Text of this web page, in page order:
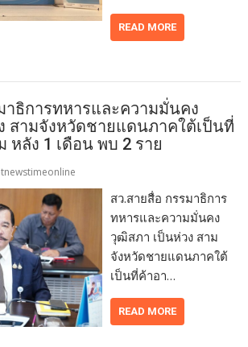
READ MORE
าธิการทหารและความมั่นคง
สามจังหวัดชายแดนภาคใต้เป็นที่
หลัง 1 เดือน พบ 2 ราย
สว.สายสื่อ กรรมาธิการ
ทหารและความมั่นคง
วุฒิสภา เป็นห่วง สาม
จังหวัดชายแดนภาคใต้
เป็นที่ค้าอา…
READ MORE